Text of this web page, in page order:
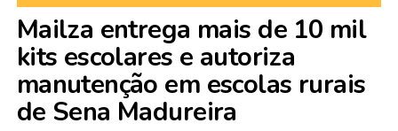
Mailza entrega mais de 10 mil
kits escolares e autoriza
manutenção em escolas rurais
de Sena Madureira